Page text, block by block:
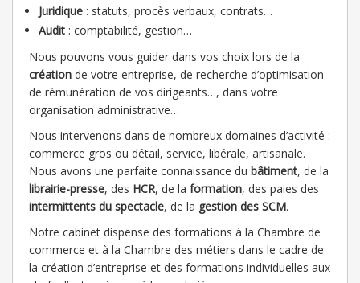
Juridique : statuts, procès verbaux, contrats…
Audit : comptabilité, gestion…
Nous pouvons vous guider dans vos choix lors de la
création de votre entreprise, de recherche d’optimisation
de rémunération de vos dirigeants…, dans votre
organisation administrative…
Nous intervenons dans de nombreux domaines d’activité :
commerce gros ou détail, service, libérale, artisanale.
Nous avons une parfaite connaissance du bâtiment, de la
librairie-presse, des HCR, de la formation, des paies des
intermittents du spectacle, de la gestion des SCM.
Notre cabinet dispense des formations à la Chambre de
commerce et à la Chambre des métiers dans le cadre de
la création d’entreprise et des formations individuelles aux